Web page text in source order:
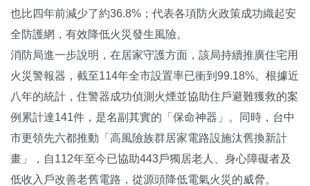
也比四年前減少了約36.8%；代表各項防火政策成功織起安
全防護網，有效降低火災發生風險。
消防局進一步說明，在居家守護方面，該局持續推廣住宅用
火災警報器，截至114年全市設置率已衝到99.18%。根據近
八年的統計，住警器成功偵測火煙並協助住戶避難獲救的案
例累計達141件，是名副其實的「保命神器」。同時，台中
市更領先六都推動「高風險族群居家電路設施汰舊換新計
畫」，自112年至今已協助443戶獨居老人、身心障礙者及
低收入戶改善老舊電路，從源頭降低電氣火災的威脅。